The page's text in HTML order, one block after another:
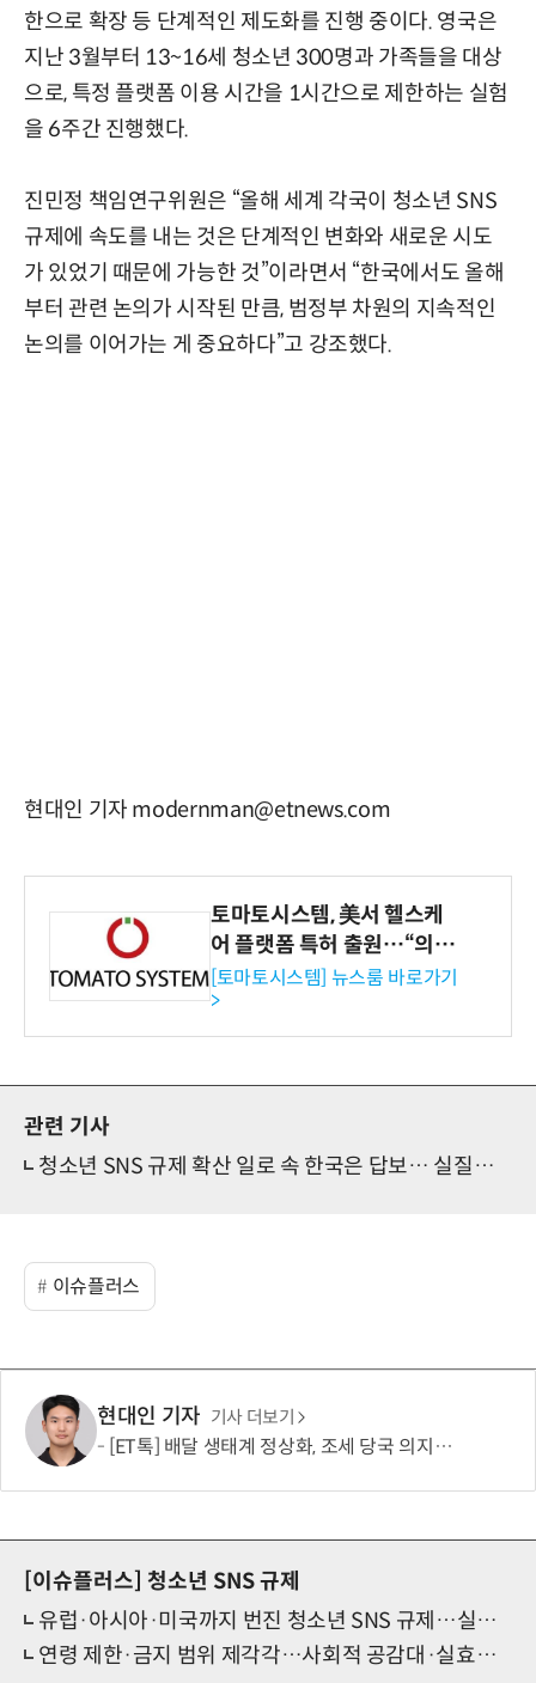
한으로 확장 등 단계적인 제도화를 진행 중이다. 영국은
지난 3월부터 13~16세 청소년 300명과 가족들을 대상
으로, 특정 플랫폼 이용 시간을 1시간으로 제한하는 실험
을 6주간 진행했다.
진민정 책임연구위원은 “올해 세계 각국이 청소년 SNS
규제에 속도를 내는 것은 단계적인 변화와 새로운 시도
가 있었기 때문에 가능한 것”이라면서 “한국에서도 올해
부터 관련 논의가 시작된 만큼, 범정부 차원의 지속적인
논의를 이어가는 게 중요하다”고 강조했다.
현대인 기자 modernman@etnews.com
토마토시스템, 美서 헬스케
어 플랫폼 특허 출원…“의료
기관·보험사 공략”
[토마토시스템] 뉴스룸 바로가기
>
관련 기사
청소년 SNS 규제 확산 일로 속 한국은 답보… 실질적 공론화도 안돼
이슈플러스
현대인 기자 기사 더보기
[ET톡] 배달 생태계 정상화, 조세 당국 의지에 달렸다
[이슈플러스] 청소년 SNS 규제
유럽·아시아·미국까지 번진 청소년 SNS 규제…실효성은 아직
연령 제한·금지 범위 제각각…사회적 공감대·실효성 높여야